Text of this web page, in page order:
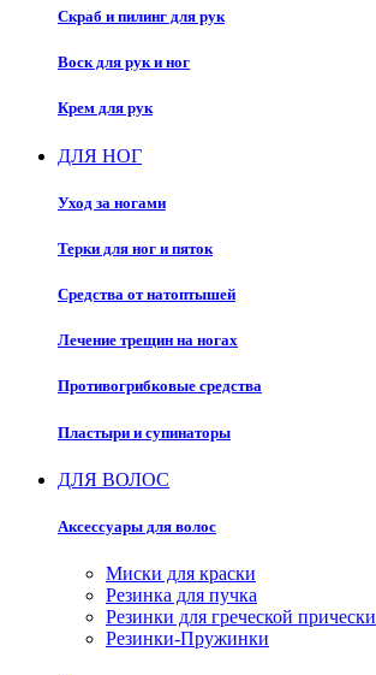
Скраб и пилинг для рук
Воск для рук и ног
Крем для рук
ДЛЯ НОГ
Уход за ногами
Терки для ног и пяток
Средства от натоптышей
Лечение трещин на ногах
Противогрибковые средства
Пластыри и супинаторы
ДЛЯ ВОЛОС
Аксессуары для волос
Миски для краски
Резинка для пучка
Резинки для греческой прически
Резинки-Пружинки